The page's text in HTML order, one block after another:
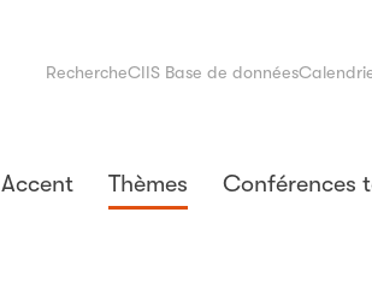
RechercheCIIS Base de données
Accent Thèmes Conférences